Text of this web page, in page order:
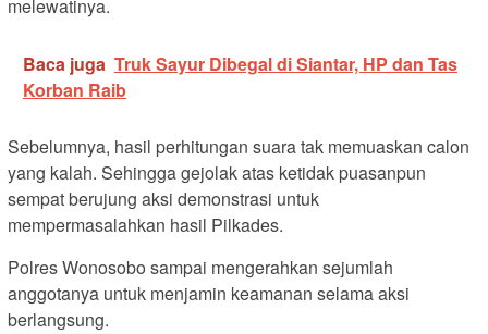
melewatinya.
Baca juga Truk Sayur Dibegal di Siantar, HP dan Tas
Korban Raib
Sebelumnya, hasil perhitungan suara tak memuaskan calon
yang kalah. Sehingga gejolak atas ketidak puasanpun
sempat berujung aksi demonstrasi untuk
mempermasalahkan hasil Pilkades.
Polres Wonosobo sampai mengerahkan sejumlah
anggotanya untuk menjamin keamanan selama aksi
berlangsung.